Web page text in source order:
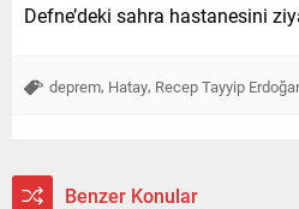
Defne’deki sahra hastanesini
deprem, Hatay, Recep Tayyip
Benzer Konular